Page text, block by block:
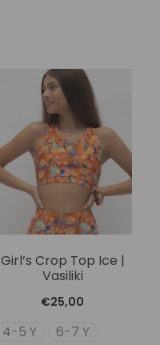
Girl’s Crop Top Ice |
Vasiliki
€25,00
4-5 Y
6-7 Y